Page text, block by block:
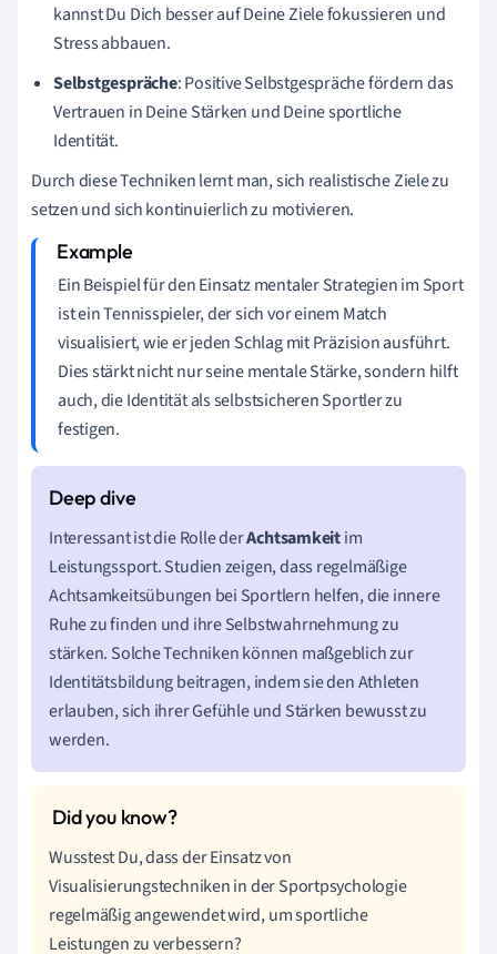
kannst Du Dich besser auf Deine Ziele fokussieren und
Stress abbauen.
Selbstgespräche: Positive Selbstgespräche fördern das
Vertrauen in Deine Stärken und Deine sportliche
Identität.
Durch diese Techniken lernt man, sich realistische Ziele zu
setzen und sich kontinuierlich zu motivieren.
Ein Beispiel für den Einsatz mentaler Strategien im Sport
ist ein Tennisspieler, der sich vor einem Match
visualisiert, wie er jeden Schlag mit Präzision ausführt.
Dies stärkt nicht nur seine mentale Stärke, sondern hilft
auch, die Identität als selbstsicheren Sportler zu
festigen.
Interessant ist die Rolle derAchtsamkeitim
Leistungssport. Studien zeigen, dass regelmäßige
Achtsamkeitsübungen bei Sportlern helfen, die innere
Ruhe zu finden und ihre Selbstwahrnehmung zu
stärken. Solche Techniken können maßgeblich zur
Identitätsbildung beitragen, indem sie den Athleten
erlauben, sich ihrer Gefühle und Stärken bewusst zu
werden.
Wusstest Du, dass der Einsatz von
Visualisierungstechniken in der Sportpsychologie
regelmäßig angewendet wird, um sportliche
Leistungen zu verbessern?